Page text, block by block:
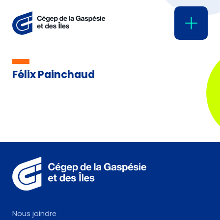
Félix Painchaud
Nous joindre